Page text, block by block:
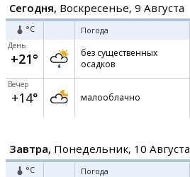
Сегодня, Воскресенье, 9 Августа
°C Погода
День
+21°
без существенных
осадков
Вечер
+14° малооблачно
Завтра, Понедельник, 10 Августа
°C Погода